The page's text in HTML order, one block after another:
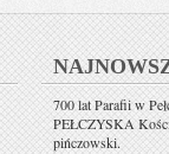
700 lat Parafii w
PEŁCZYSKA
pińczowski.